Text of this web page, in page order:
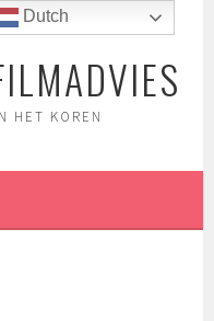
HET KOREN
Dutch